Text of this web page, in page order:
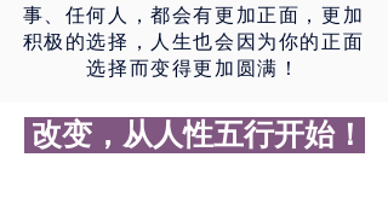
事、任何人，都会有更加正面，更加
积极的选择，人生也会因为你的正面
选择而变得更加圆满！
改变，从人性五行开始！